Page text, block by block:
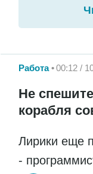
Работа 00:12 /
Не
корабля
Лирики еще
-